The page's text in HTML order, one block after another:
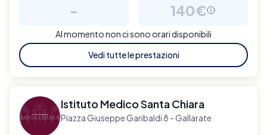
- 140€
Al momento non ci sono orari disponibili
Vedi tutte le prestazioni
Istituto Medico Santa Chiara
Piazza Giuseppe Garibaldi 8 - Gallarate